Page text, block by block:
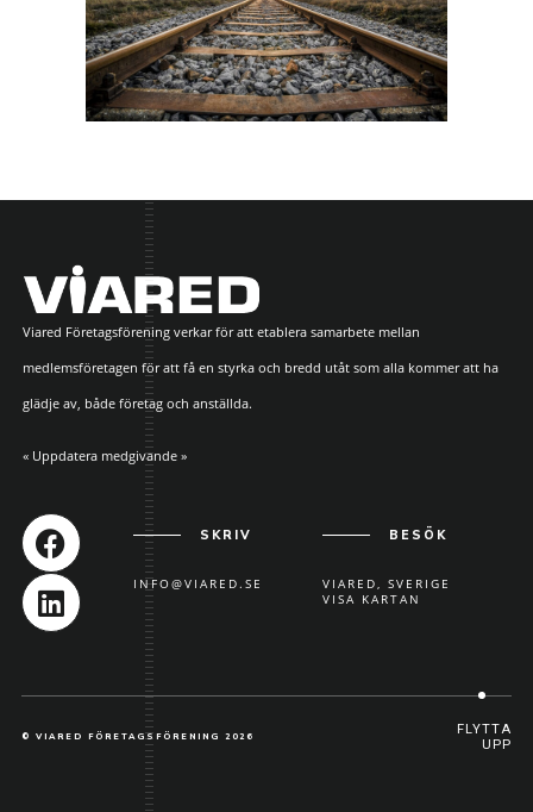
Viared Företagsförening verkar för att etablera samarbete mellan
medlemsföretagen för att få en styrka och bredd utåt som alla kommer att ha
glädje av, både företag och anställda.
« Uppdatera medgivande »
SKRIV
INFO@VIARED.SE
BESÖK
VIARED, SVERIGE
VISA KARTAN
© VIARED FÖRETAGSFÖRENING 2026
FLYTTA
UPP